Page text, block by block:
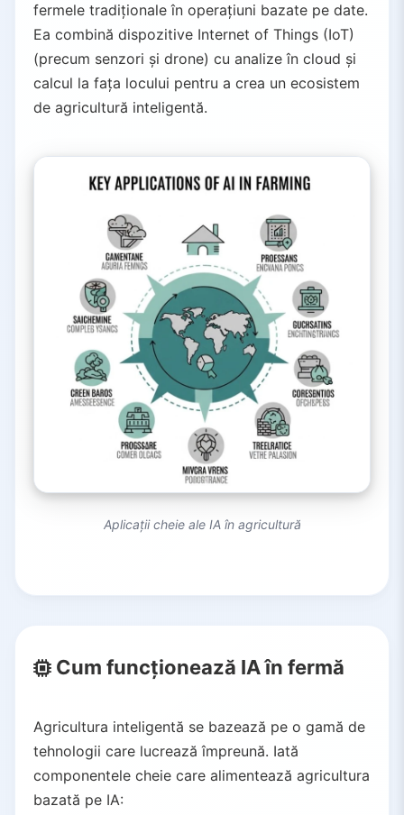
fermele tradiționale în operațiuni bazate pe date.
Ea combină dispozitive Internet of Things (IoT)
(precum senzori și drone) cu analize în cloud și
calcul la fața locului pentru a crea un ecosistem
de agricultură inteligentă.
Aplicații cheie ale IA în agricultură
Cum funcționează IA în fermă
Agricultura inteligentă se bazează pe o gamă de
tehnologii care lucrează împreună. Iată
componentele cheie care alimentează agricultura
bazată pe IA: